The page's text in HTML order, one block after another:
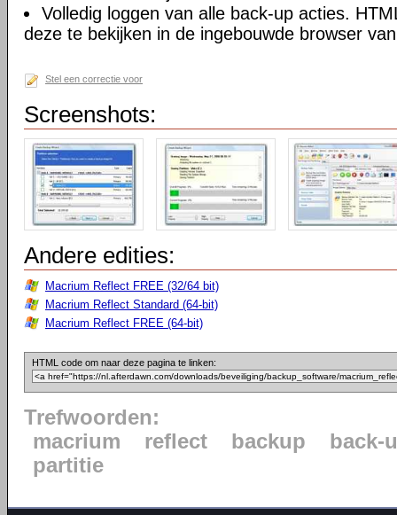
Volledig loggen van alle back-up acties.
deze te bekijken in de ingebouwde browser
Stel een correctie voor
Screenshots:
Andere edities:
Macrium Reflect FREE (32/64 bit)
Macrium Reflect Standard (64-bit)
Macrium Reflect FREE (64-bit)
HTML code om naar deze pagina te linken:
Trefwoorden:
macrium
reflect backup
back-
partitie